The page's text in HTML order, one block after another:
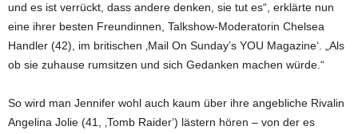
und es ist verrückt, dass andere denken, sie tut es“, erklärte nun
eine ihrer besten Freundinnen, Talkshow-Moderatorin Chelsea
Handler (42), im britischen ‚Mail On Sunday’s YOU Magazine‘. „Als
ob sie zuhause rumsitzen und sich Gedanken machen würde.“
So wird man Jennifer wohl auch kaum über ihre angebliche Rivalin
Angelina Jolie (41, ‚Tomb Raider‘) lästern hören – von der es